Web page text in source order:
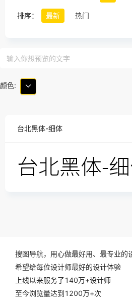
排序： 最新 热门
颜色:
台北黑体-细体
搜图导航，用心做最好用、最专业的
希望给每位设计师最好的设计体验
上线以来服务了140万+设计师
至今浏览量达到1200万+次